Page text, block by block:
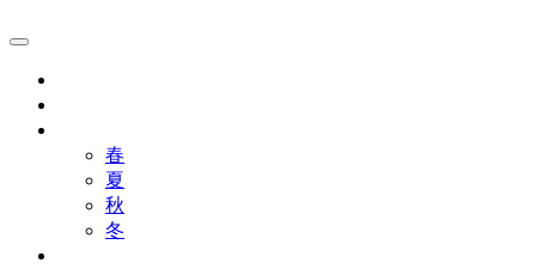
春
夏
秋
冬